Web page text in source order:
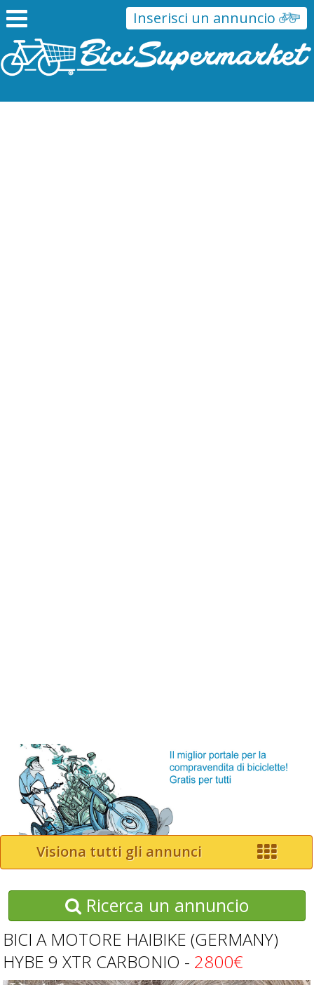
Inserisci un annuncio
Visiona tutti gli annunci
Ricerca un annuncio
BICI A MOTORE HAIBIKE (GERMANY)
HYBE 9 XTR CARBONIO - 2800€